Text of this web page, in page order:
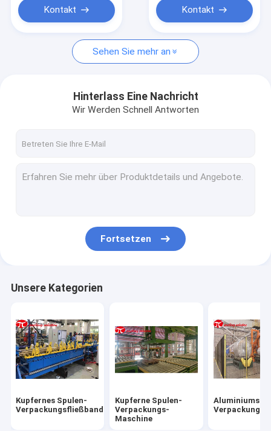
Fordern Sie ein Zitat
Kupfernes Spulen-Verpackungsfließband
Aluminiumspulen-Verpackungsfließband
Aluminiumspulen-Verpackungs-Maschine
Stahlrohr-Verpackungsmaschine
Reifenverpackungsmaschine
Spulen-Kipper
horizontale Verpackungsmaschine
Paletten-Verpackung
Kontakt Kontakt
Sehen Sie mehr an
Hinterlass Eine Nachricht
Wir Werden Schnell Antworten
Fortsetzen
Unsere Kategorien
Kupfernes Spulen-
Verpackungsfließband
Kupferne Spulen-
Verpackungs-
Maschine